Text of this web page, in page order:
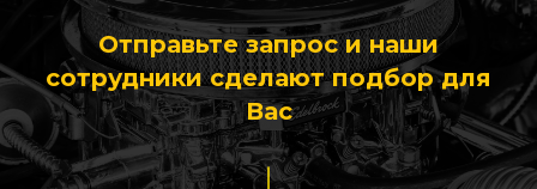
Отправьте запрос и наши
сотрудники сделают подбор для
Вас